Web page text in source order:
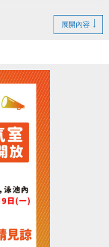
展開內容